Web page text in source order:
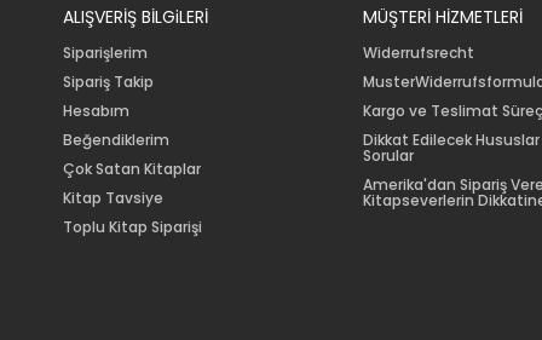
ALIŞVERİŞ BİLGiLERİ
Siparişlerim
Sipariş Takip
Hesabım
Beğendiklerim
Çok Satan Kitaplar
Kitap Tavsiye
Toplu Kitap Siparişi
MÜŞTERİ HİZMETLERİ
Widerrufsrecht
Kargo ve Teslimat
Dikkat Edilecek Hususlar
Sorular
Amerika'dan Sipariş
Kitapseverlerin